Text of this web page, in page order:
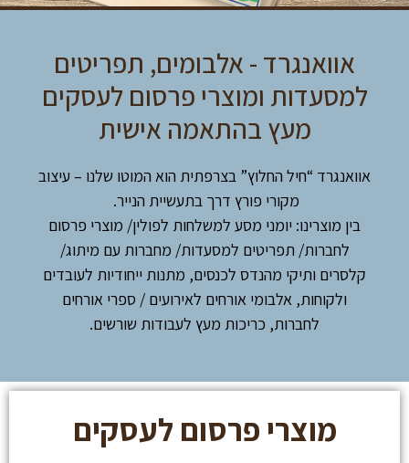
אוואנגרד - אלבומים, תפריטים
למסעדות ומוצרי פרסום לעסקים
מעץ בהתאמה אישית
​אוואנגרד “חיל החלוץ” בצרפתית הוא​ ​המוטו שלנו – עיצוב
מקורי פורץ דרך בתעשיית הנייר. ​
בין מוצרינו: יומני מסע למשלחות לפולין/ מוצרי פרסום
לחברות/ תפריטים למסעדות/ מחברות עם מיתוג/
קלסרים ותיקי מהנדס לכנסים,​ מתנות ייחודיות לעובדים
ולקוחות, אלבומי אורחים לאירועים / ספרי אורחים
לחברות, כריכות מעץ לעבודות שורשים​.
מוצרי פרסום לעסקים